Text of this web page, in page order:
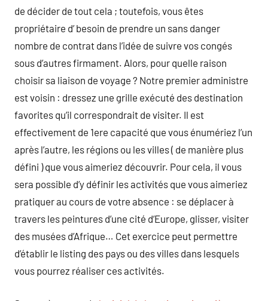
de décider de tout cela ; toutefois, vous êtes
propriétaire d’ besoin de prendre un sans danger
nombre de contrat dans l’idée de suivre vos congés
sous d’autres firmament. Alors, pour quelle raison
choisir sa liaison de voyage ? Notre premier administre
est voisin : dressez une grille exécuté des destination
favorites qu’il correspondrait de visiter. Il est
effectivement de 1ere capacité que vous énumériez l’un
après l’autre, les régions ou les villes ( de manière plus
défini ) que vous aimeriez découvrir. Pour cela, il vous
sera possible d’y définir les activités que vous aimeriez
pratiquer au cours de votre absence : se déplacer à
travers les peintures d’une cité d’Europe, glisser, visiter
des musées d’Afrique… Cet exercice peut permettre
d’établir le listing des pays ou des villes dans lesquels
vous pourrez réaliser ces activités.